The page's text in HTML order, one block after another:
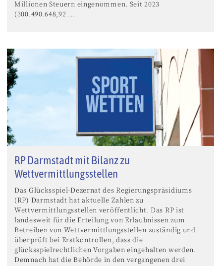
Millionen Steuern eingenommen. Seit 2023
(300.490.648,92 ...
RP Darmstadt mit Bilanz zu
Wettvermittlungsstellen
Das Glücksspiel-Dezernat des Regierungspräsidiums
(RP) Darmstadt hat aktuelle Zahlen zu
Wettvermittlungsstellen veröffentlicht. Das RP ist
landesweit für die Erteilung von Erlaubnissen zum
Betreiben von Wettvermittlungsstellen zuständig und
überprüft bei Erstkontrollen, dass die
glücksspielrechtlichen Vorgaben eingehalten werden.
Demnach hat die Behörde in den vergangenen drei